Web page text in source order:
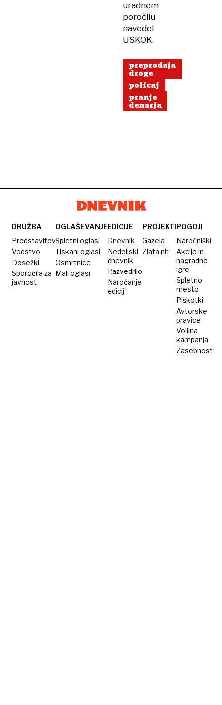
uradnem
poročilu
navedel
USKOK.
preprodaja
droge
policaj
pranje
denarja
DRUŽBA
Predstavitev
Vodstvo
Dosežki
Sporočila za
javnost
OGLAŠEVANJE
Spletni oglasi
Tiskani oglasi
Osmrtnice
Mali oglasi
EDICIJE
Dnevnik
Nedeljski
dnevnik
Razvedrilo
Naročanje
edicij
PROJEKTI
Gazela
Zlata nit
POGOJI
Naročniški
Akcije in
nagradne
igre
Spletno
mesto
Piškotki
Avtorske
pravice
Volilna
kampanja
Zasebnost